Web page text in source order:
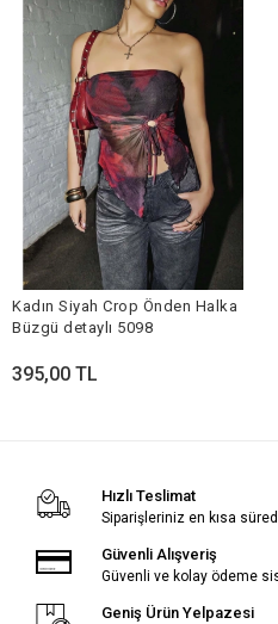
Kadın Siyah Crop Önden Halka
Büzgü detaylı 5098
395,00 TL
Hızlı Teslimat
Siparişleriniz en kısa
Güvenli Alışveriş
Güvenli ve kolay ödeme
Geniş Ürün Yelpazesi